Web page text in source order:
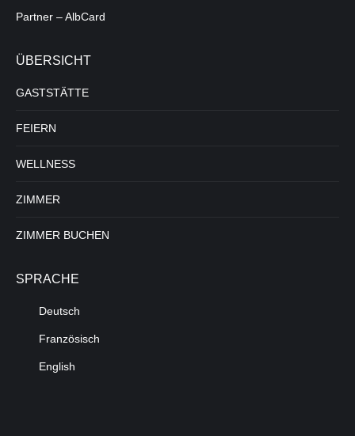
Partner – AlbCard
ÜBERSICHT
GASTSTÄTTE
FEIERN
WELLNESS
ZIMMER
ZIMMER BUCHEN
SPRACHE
Deutsch
Französisch
English